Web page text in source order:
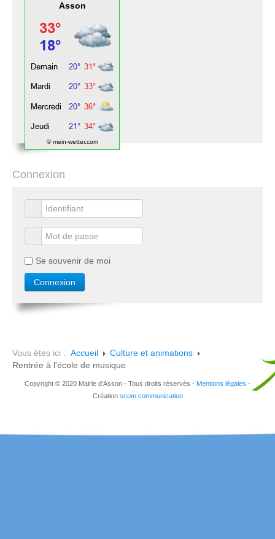
Asson
© mein-wetter.com
Connexion
Se souvenir de moi
Vous êtes ici : Accueil
Culture et animations
Rentrée à l'école de musique
Copyright © 2020 Mairie d'Asson - Tous droits réservés - Mentions légales -
Création scom communication